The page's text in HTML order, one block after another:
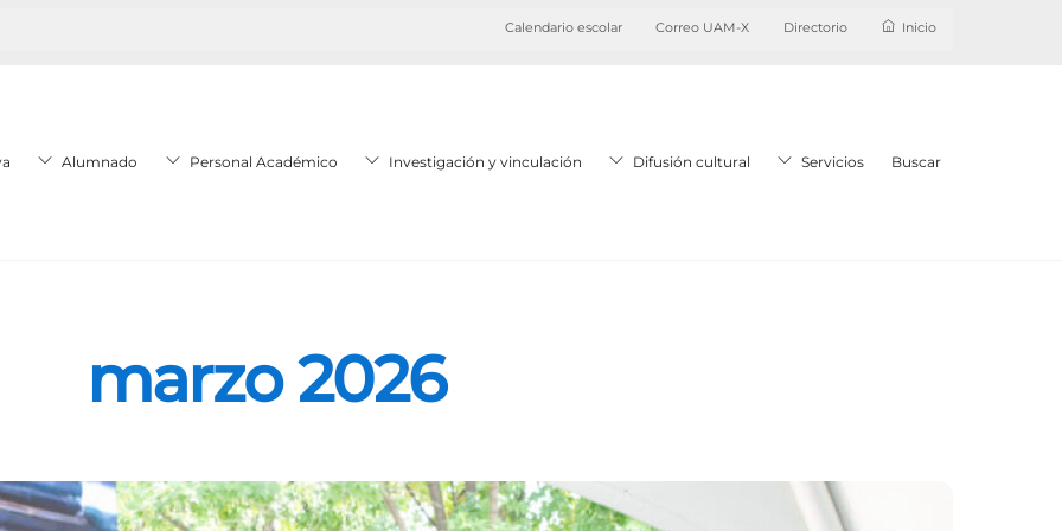
Calendario escolar Correo UAM-X Directorio Inicio
Alumnado Personal Académico Investigación y vinculación Difusión cultural Servicios Buscar
marzo 2026